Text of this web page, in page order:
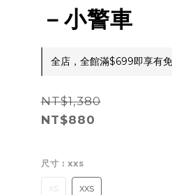
－小警車
全店，全館滿$699即享有免
NT$1,380
NT$880
尺寸 : xxs
xs xxs